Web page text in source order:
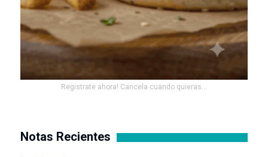
Registrate ahora! Cancela cuando quieras...
Notas Recientes